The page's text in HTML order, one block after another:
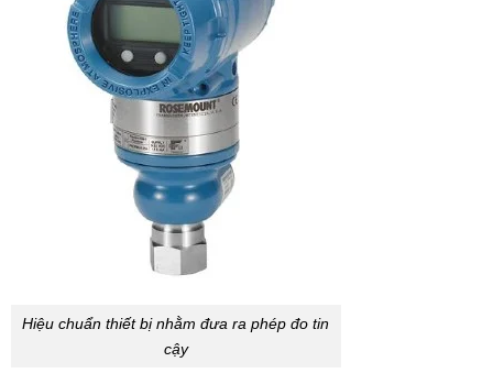
Hiệu chuẩn thiết bị nhằm đưa ra phép đo tin
cậy